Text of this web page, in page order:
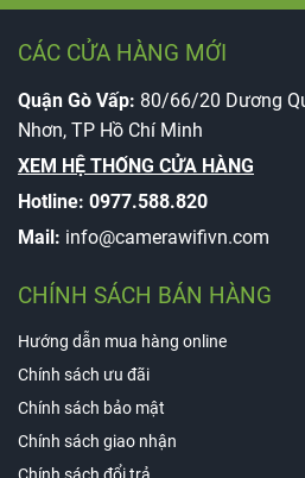
CÁC CỬA HÀNG MỚI
Quận Gò Vấp: 80/66/20 Dương
Nhơn, TP Hồ Chí Minh
XEM HỆ THỐNG CỬA HÀNG
Hotline: 0977.588.820
Mail: info@camerawifivn.com
CHÍNH SÁCH BÁN HÀNG
Hướng dẫn mua hàng online
Chính sách ưu đãi
Chính sách bảo mật
Chính sách giao nhận